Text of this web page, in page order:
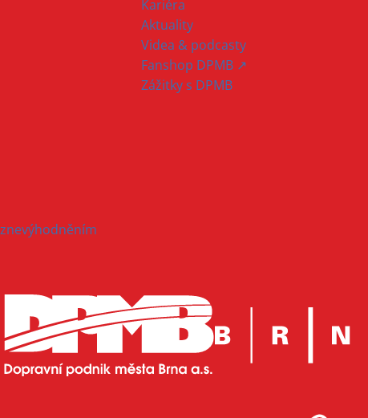
Kariéra
Aktuality
Videa & podcasty
Fanshop DPMB ↗
Zážitky s DPMB